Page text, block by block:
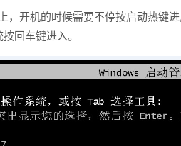
，开机的时候需要不停按启动热键
回车键进入。